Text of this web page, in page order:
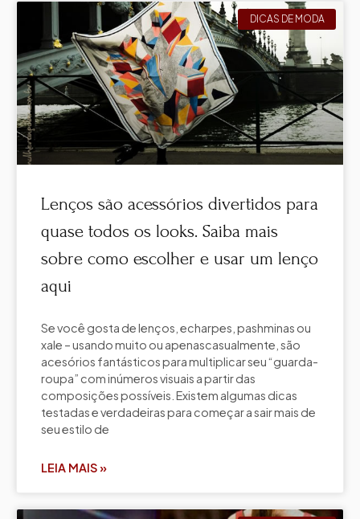
DICAS DE MODA
Lenços são acessórios divertidos para
quase todos os looks. Saiba mais
sobre como escolher e usar um lenço
aqui
Se você gosta de lenços, echarpes, pashminas ou
xale – usando muito ou apenascasualmente, são
acesórios fantásticos para multiplicar seu “guarda-
roupa” com inúmeros visuais a partir das
composições possíveis. Existem algumas dicas
testadas e verdadeiras para começar a sair mais de
seu estilo de
LEIA MAIS »